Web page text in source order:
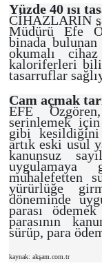
Yüzde 40 ısı
CİHAZLARIN
Müdürü Efe
binada
okumalı
kaloriferleri
tasarruflar
Cam açmak
EFE
serinlemek için
gibi kesildiğini
artık eski usul
kanunsuz
uygulamaya
muhalefetten
yürürlüğe
döneminde
parası
parasının
sürüp, para
kaynak: akşam.com.tr